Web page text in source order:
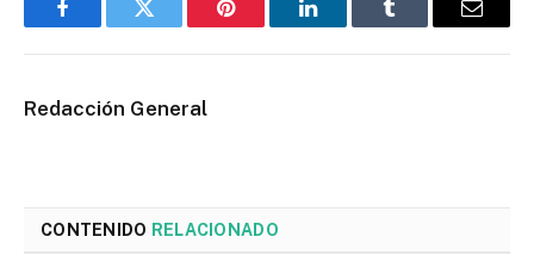
FacebookTwitter Pinterest LinkedInTumblr Email
Redacción General
CONTENIDO RELACIONADO